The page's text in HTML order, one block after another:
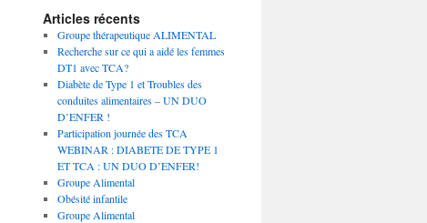
Articles récents
Groupe thérapeutique ALIMENTAL
Recherche sur ce qui a aidé les femmes
DT1 avec TCA?
Diabète de Type 1 et Troubles des
conduites alimentaires – UN DUO
D’ENFER !
Participation journée des TCA
WEBINAR : DIABETE DE TYPE 1
ET TCA : UN DUO D’ENFER!
Groupe Alimental
Obésité infantile
Groupe Alimental